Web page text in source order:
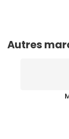
Autres